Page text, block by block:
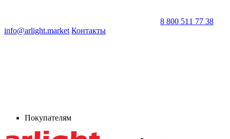
8 800 511 77 38
info@arlight.market Контакты
Покупателям